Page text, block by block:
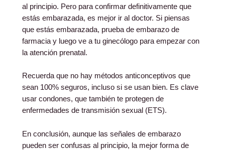
al principio. Pero para confirmar definitivamente que
estás embarazada, es mejor ir al doctor. Si piensas
que estás embarazada, prueba de embarazo de
farmacia y luego ve a tu ginecólogo para empezar con
la atención prenatal.
Recuerda que no hay métodos anticonceptivos que
sean 100% seguros, incluso si se usan bien. Es clave
usar condones, que también te protegen de
enfermedades de transmisión sexual (ETS).
En conclusión, aunque las señales de embarazo
pueden ser confusas al principio, la mejor forma de